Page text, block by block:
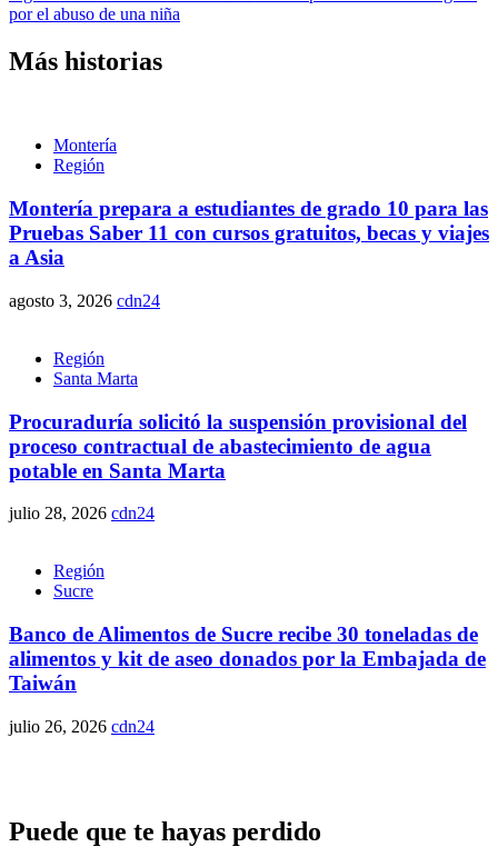
por el abuso de una niña
Más historias
Montería
Región
Montería prepara a estudiantes de grado 10 para las
Pruebas Saber 11 con cursos gratuitos, becas y viajes
a Asia
agosto 3, 2026 cdn24
Región
Santa Marta
Procuraduría solicitó la suspensión provisional del
proceso contractual de abastecimiento de agua
potable en Santa Marta
julio 28, 2026 cdn24
Región
Sucre
Banco de Alimentos de Sucre recibe 30 toneladas de
alimentos y kit de aseo donados por la Embajada de
Taiwán
julio 26, 2026 cdn24
Puede que te hayas perdido